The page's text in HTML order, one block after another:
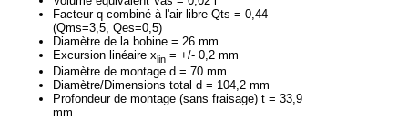
Facteur q combiné à l'air libre Qts = 0,44
(Qms=3,5, Qes=0,5)
Diamètre de la bobine = 26 mm
Excursion linéaire xlin = +/- 0,2 mm
Diamètre de montage d = 70 mm
Diamètre/Dimensions total d = 104,2 mm
Profondeur de montage (sans fraisage) t = 33,9
mm